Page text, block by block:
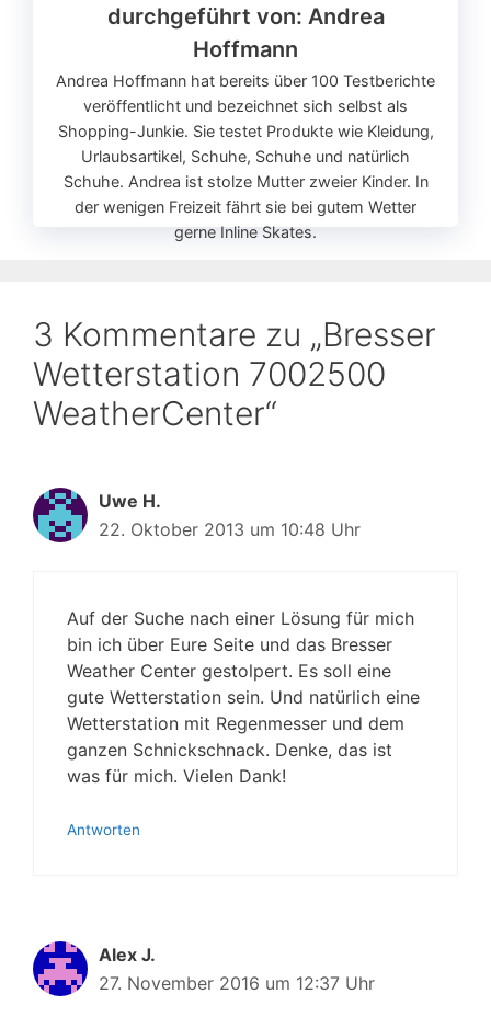
durchgeführt von: Andrea
Hoffmann
Andrea Hoffmann hat bereits über 100 Testberichte
veröffentlicht und bezeichnet sich selbst als
Shopping-Junkie. Sie testet Produkte wie Kleidung,
Urlaubsartikel, Schuhe, Schuhe und natürlich
Schuhe. Andrea ist stolze Mutter zweier Kinder. In
der wenigen Freizeit fährt sie bei gutem Wetter
gerne Inline Skates.
3 Kommentare zu „Bresser
Wetterstation 7002500
WeatherCenter“
Uwe H.
22. Oktober 2013 um 10:48 Uhr
Auf der Suche nach einer Lösung für mich
bin ich über Eure Seite und das Bresser
Weather Center gestolpert. Es soll eine
gute Wetterstation sein. Und natürlich eine
Wetterstation mit Regenmesser und dem
ganzen Schnickschnack. Denke, das ist
was für mich. Vielen Dank!
Antworten
Alex J.
27. November 2016 um 12:37 Uhr